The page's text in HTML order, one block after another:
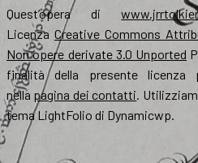
Quest’opera di
Licenza Creative Commons
Non opere derivate 3.0 Unported
finalità della presente licenza
nella pagina dei contatti.
tema LightFolio di Dynamicwp.